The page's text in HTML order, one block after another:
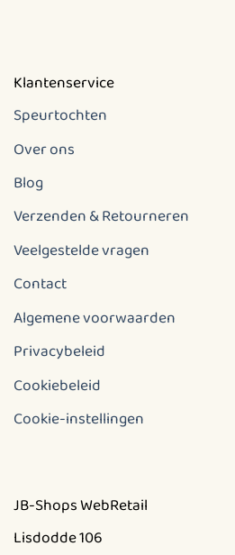
Klantenservice
Speurtochten
Over ons
Blog
Verzenden & Retourneren
Veelgestelde vragen
Contact
Algemene voorwaarden
Privacybeleid
Cookiebeleid
Cookie-instellingen
JB-Shops WebRetail
Lisdodde 106